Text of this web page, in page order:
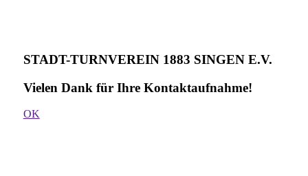
STADT-TURNVEREIN 1883 SINGEN E.V.
Vielen Dank für Ihre Kontakt­aufnahme!
OK